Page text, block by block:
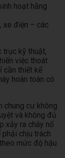
hoạt hằng
xe điện – các
trục kỹ thuật,
việc thoát
cần thiết kế
hoàn toàn có
chung cư không
và không đủ
xảy ra cháy nổ
chịu trách
mức độ hậu